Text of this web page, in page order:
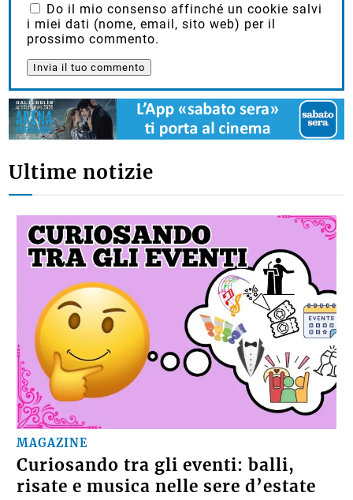
Do il mio consenso affinché un cookie salvi
i miei dati (nome, email, sito web) per il
prossimo commento.
Ultime notizie
MAGAZINE
Curiosando tra gli eventi: balli,
risate e musica nelle sere d’estate